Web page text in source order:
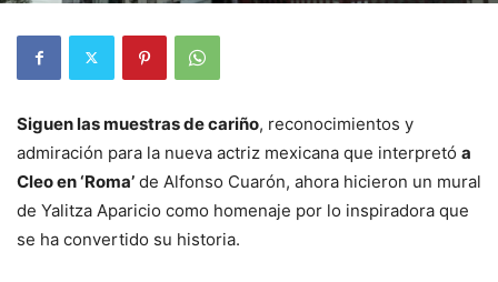
Siguen las muestras de cariño, reconocimientos y
admiración para la nueva actriz mexicana que interpretó a
Cleo en ‘Roma’ de Alfonso Cuarón, ahora hicieron un mural
de Yalitza Aparicio como homenaje por lo inspiradora que
se ha convertido su historia.